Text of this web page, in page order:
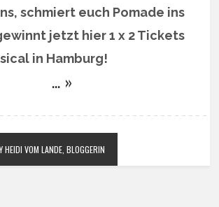
schmiert euch Pomade ins
jetzt hier 1 x 2 Tickets
in Hamburg!
… »
HEIDI VOM LANDE, BLOGGERIN